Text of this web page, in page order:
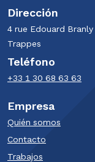
Dirección
4 rue Edouard
Trappes​
Teléfono
+33 1 30 68 63 63​
Empresa
Quién somos
Contacto
Trabajos